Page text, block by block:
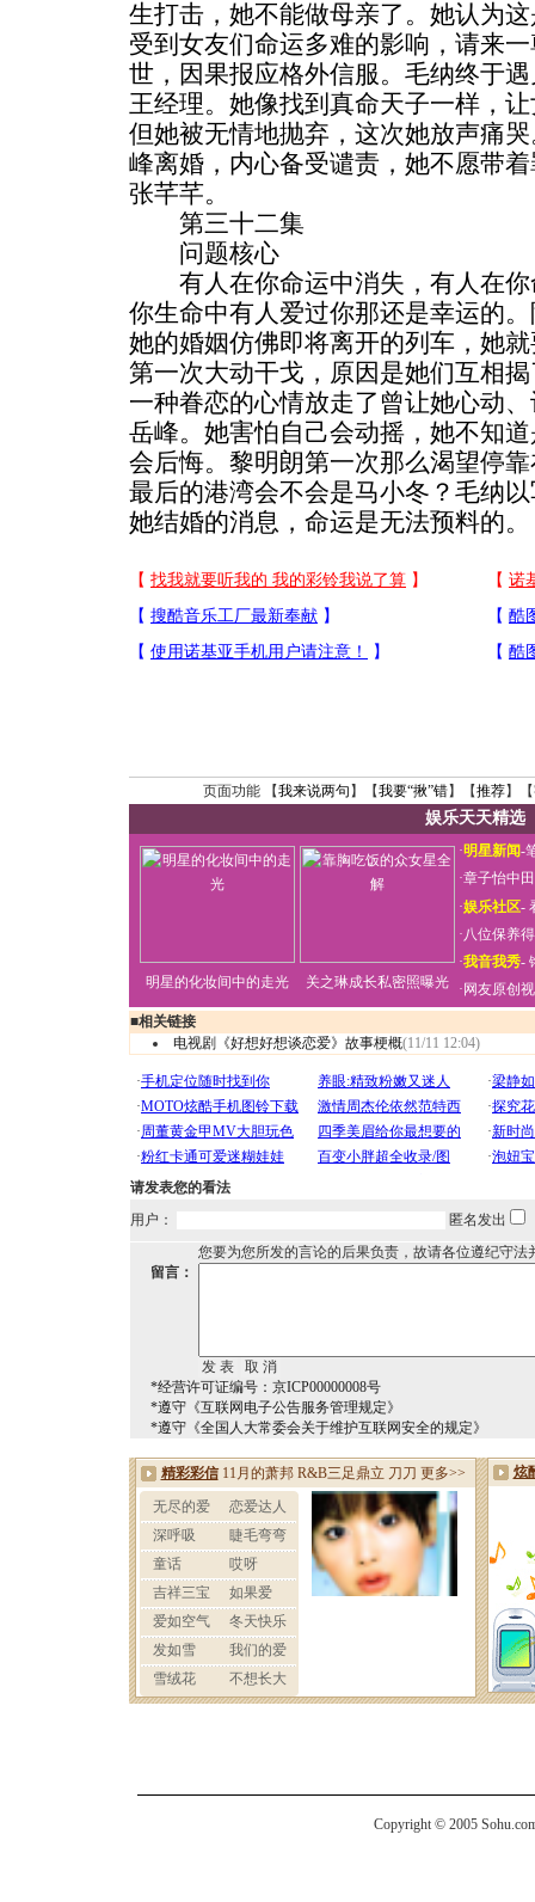
生打击，她不能做母亲了。她认为
受到女友们命运多难的影响，请来
世，因果报应格外信服。毛纳终于
王经理。她像找到真命天子一样，
但她被无情地抛弃，这次她放声痛
峰离婚，内心备受谴责，她不愿带
张芊芊。
第三十二集
问题核心
有人在你命运中消失，有人在你
你生命中有人爱过你那还是幸运的
她的婚姻仿佛即将离开的列车，她
第一次大动干戈，原因是她们互相
一种眷恋的心情放走了曾让她心动
岳峰。她害怕自己会动摇，她不知
会后悔。黎明朗第一次那么渴望停
最后的港湾会不会是马小冬？毛纳
她结婚的消息，命运是无法预料的。
页面功能 【我来说两句 】【我要“揪”错】【推荐】
娱乐天天精选
明星的化妆间中的走光 关之琳成长私密照曝光
·明星新闻-
·章子怡中
·娱乐社区-
·八位保养
·我音我秀-
· 网友原创
■相关链接
电视剧《好想好想谈恋爱》故事梗概(11/11 12:04)
请发表您的看法
用户：
匿名发出
您要为您所发的言论的后果负责，故请各位遵纪守法
留言：
*经营许可证编号：京ICP00000008号
*遵守《互联网电子公告服务管理规定》
*遵守《全国人大常委会关于维护互联网安全的规定》
Copyright © 2005